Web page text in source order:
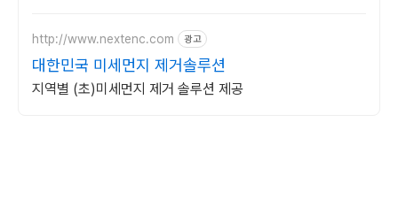
http://www.nextenc.com 광고
대한민국 미세먼지 제거솔루션
지역별 (초)미세먼지 제거 솔루션 제공